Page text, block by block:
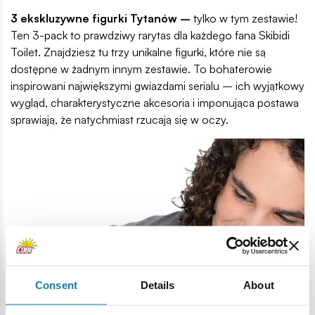
Consent Details About
3 ekskluzywne figurki Tytanów – tylko w tym zestawie!
Ten 3-pack to prawdziwy rarytas dla każdego fana Skibidi
Toilet. Znajdziesz tu trzy unikalne figurki, które nie są
dostępne w żadnym innym zestawie. To bohaterowie
inspirowani największymi gwiazdami serialu – ich wyjątkowy
wygląd, charakterystyczne akcesoria i imponująca postawa
sprawiają, że natychmiast rzucają się w oczy.